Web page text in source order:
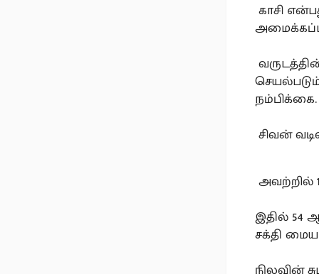
காசி
நம்பிக்கை.
சிவன்
அவற்றில்
இதில் 54
சக்தி